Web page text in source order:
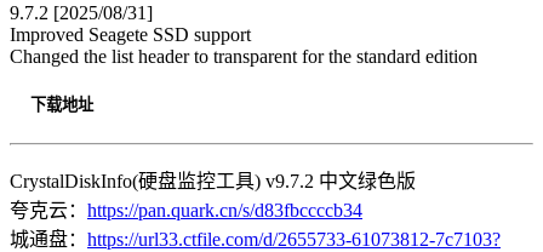
9.7.2 [2025/08/31]
Improved Seagete SSD support
Changed the list header to transparent for the standard edition
下载地址
CrystalDiskInfo(硬盘监控工具) v9.7.2 中文绿色版
夸克云： https://pan.quark.cn/s/d83fbccccb34
城通盘： https://url33.ctfile.com/d/2655733-61073812-7c7103?